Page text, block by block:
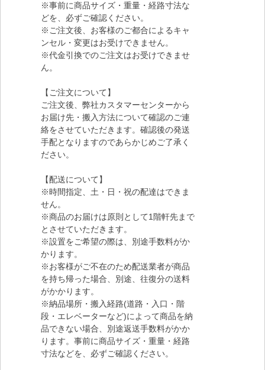
※事前に商品サイズ・重量・経路寸法な
どを、必ずご確認ください。
※ご注文後、お客様のご都合によるキャ
ンセル・変更はお受けできません。
※代金引換でのご注文はお受けできませ
ん。
【ご注文について】
ご注文後、弊社カスタマーセンターから
お届け先・搬入方法について確認のご連
絡をさせていただきます。確認後の発送
手配となりますのであらかじめご了承く
ださい。
【配送について】
※時間指定、土・日・祝の配達はできま
せん。
※商品のお届けは原則として1階軒先まで
とさせていただきます。
※設置をご希望の際は、別途手数料がか
かります。
※お客様がご不在のため配送業者が商品
を持ち帰った場合、別途、往復分の送料
がかかります。
※納品場所・搬入経路(道路・入口・階
段・エレベーターなど)によって商品を納
品できない場合、別途返送手数料がかか
ります。事前に商品サイズ・重量・経路
寸法などを、必ずご確認ください。